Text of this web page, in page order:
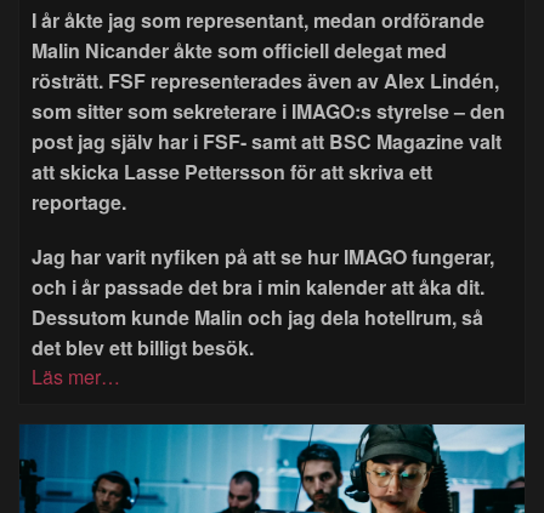
I år åkte jag som representant, medan ordförande
Malin Nicander åkte som officiell delegat med
rösträtt. FSF representerades även av Alex Lindén,
som sitter som sekreterare i IMAGO:s styrelse – den
post jag själv har i FSF- samt att BSC Magazine valt
att skicka Lasse Pettersson för att skriva ett
reportage.
Jag har varit nyfiken på att se hur IMAGO fungerar,
och i år passade det bra i min kalender att åka dit.
Dessutom kunde Malin och jag dela hotellrum, så
det blev ett billigt besök.
Läs mer…